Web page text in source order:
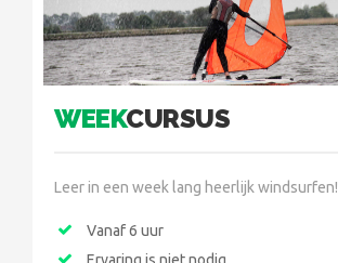
WEEKCURSUS
Leer in een week lang heerlijk windsurfen!
Vanaf 6 uur